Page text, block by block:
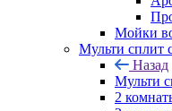
Мойки
Мульти сплит
Назад
Мульти
2